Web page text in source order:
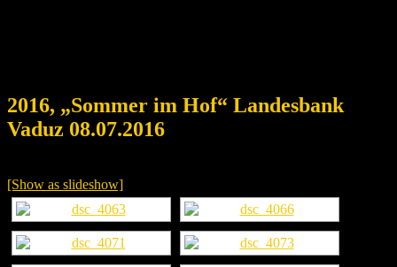
2016, „Sommer im Hof“ Landesbank
Vaduz 08.07.2016
[Show as slideshow]